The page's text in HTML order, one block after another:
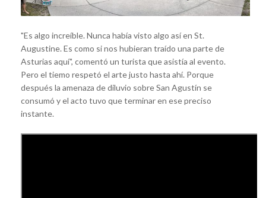
"Es algo increíble. Nunca había visto algo así en St.
Augustine. Es como si nos hubieran traído una parte de
Asturias aquí", comentó un turista que asistía al evento.
Pero el tiemo respetó el arte justo hasta ahí. Porque
después la amenaza de diluvio sobre San Agustín se
consumó y el acto tuvo que terminar en ese preciso
instante.